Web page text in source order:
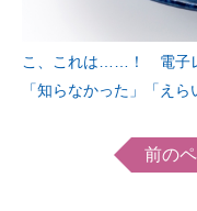
こ、これは……！ 電子
「知らなかった」「え
前の